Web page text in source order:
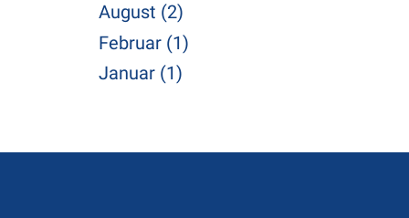
August (2)
Februar (1)
Januar (1)